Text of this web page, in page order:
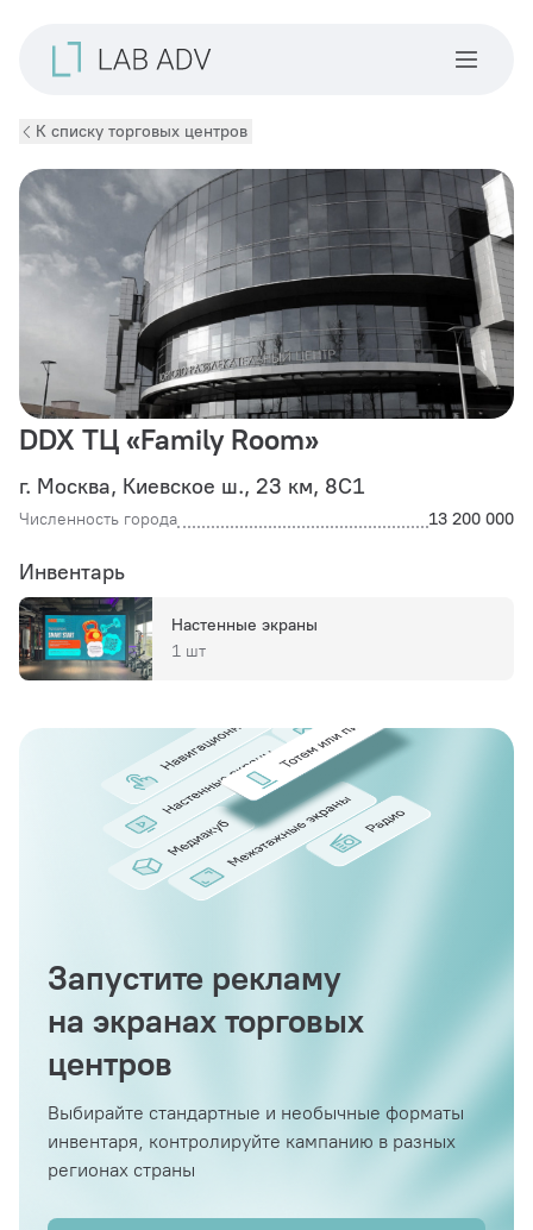
К списку торговых центров
Инвентарь
Настенные экраны
1 шт
DDX ТЦ «Family Room»
г. Москва, Киевское ш., 23 км, 8С1
Численность города 13 200 000
Запустите рекламу
на экранах торговых
центров
Выбирайте стандартные и необычные форматы
инвентаря, контролируйте кампанию в разных
регионах страны